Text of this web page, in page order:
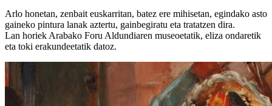
Arlo honetan, zenbait euskarritan, batez ere mihisetan, egindako asto
gaineko pintura lanak aztertu, gainbegiratu eta tratatzen dira.
Lan horiek Arabako Foru Aldundiaren museoetatik, eliza ondaretik
eta toki erakundeetatik datoz.